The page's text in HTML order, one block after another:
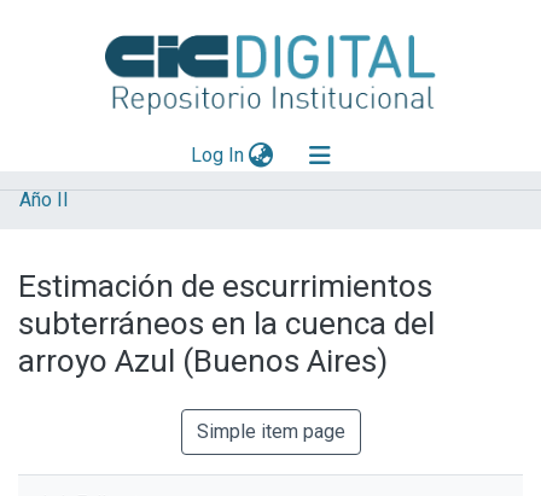
Log In(current)
Explorar
Aportar material
Año II
Estimación de escurrimientos
subterráneos en la cuenca del
arroyo Azul (Buenos Aires)
Simple item page